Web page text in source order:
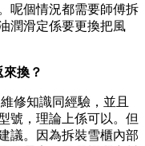
呢個情況都需要師傅拆
潤滑定係要更換把風
換？
修知識同經驗，並且
號，理論上係可以。但
議。因為拆裝雪櫃內部